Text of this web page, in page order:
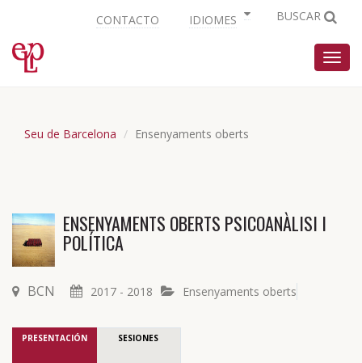
CONTACTO IDIOMES BUSCAR
Seu de Barcelona Ensenyaments oberts
ENSENYAMENTS OBERTS PSICOANÀLISI I
POLÍTICA
BCN 2017 - 2018 Ensenyaments oberts
PRESENTACIÓN SESIONES